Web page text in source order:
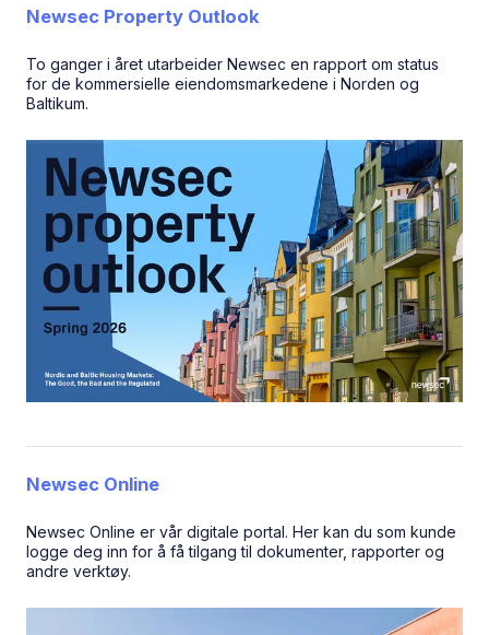
Newsec Property Outlook
To ganger i året utarbeider Newsec en rapport om status
for de kommersielle eiendomsmarkedene i Norden og
Baltikum.
Newsec Online
Newsec Online er vår digitale portal. Her kan du som kunde
logge deg inn for å få tilgang til dokumenter, rapporter og
andre verktøy.